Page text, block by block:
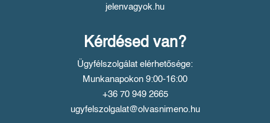
jelenvagyok.hu
Kérdésed van?
Ügyfélszolgálat elérhetősége:
Munkanapokon 9:00-16:00
+36 70 949 2665
ugyfelszolgalat@olvasnimeno.hu